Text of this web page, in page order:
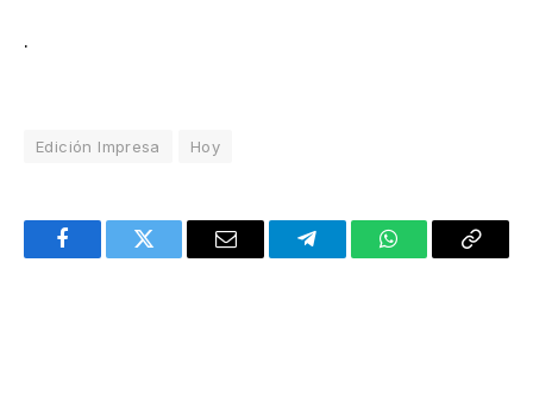
.
Edición Impresa Hoy
FacebookTwitter Email TelegramWhatsAppCopy